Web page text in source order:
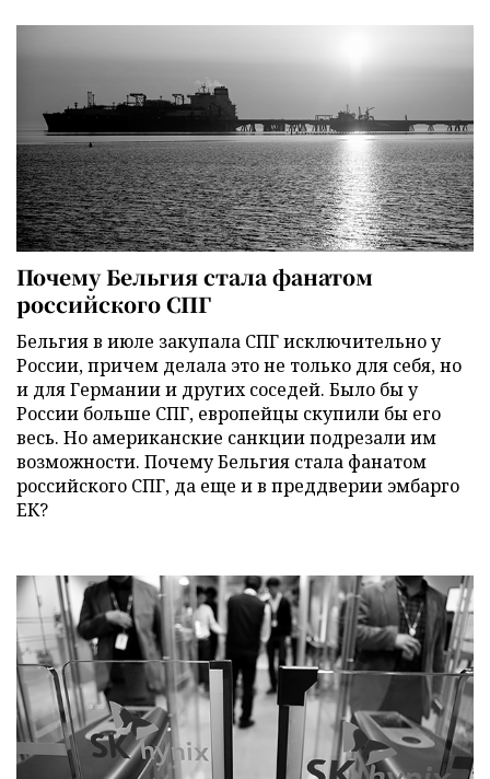
Почему Бельгия стала фанатом
российского СПГ
Бельгия в июле закупала СПГ исключительно у
России, причем делала это не только для себя, но
и для Германии и других соседей. Было бы у
России больше СПГ, европейцы скупили бы его
весь. Но американские санкции подрезали им
возможности. Почему Бельгия стала фанатом
российского СПГ, да еще и в преддверии эмбарго
ЕК?